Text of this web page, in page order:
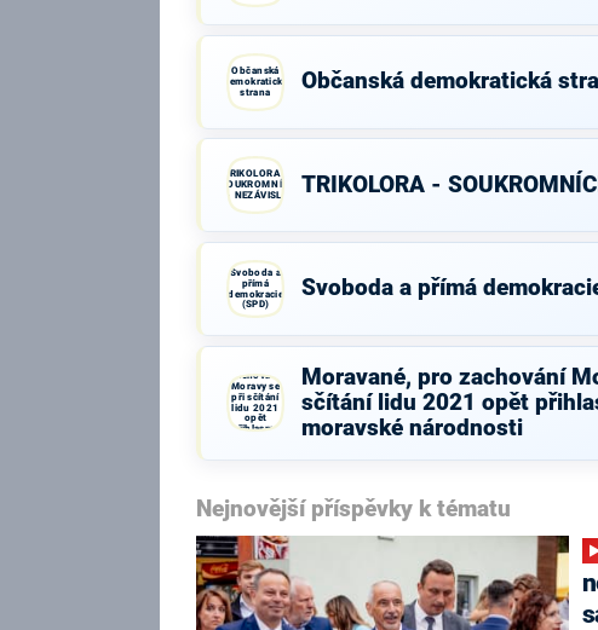
Občanská
demokratická
strana
Občanská demokratická
TRIKOLORA -
SOUKROMNÍCI
- NEZÁVISLÍ
TRIKOLORA -
Svoboda a
přímá
demokracie
(SPD)
Svoboda a přímá
zachování
Moravy se
při sčítání
lidu 2021
opět
přihlasme
Moravané, pro zachování
sčítání lidu 2021 opět
moravské národnosti
Nejnovější příspěvky k tématu